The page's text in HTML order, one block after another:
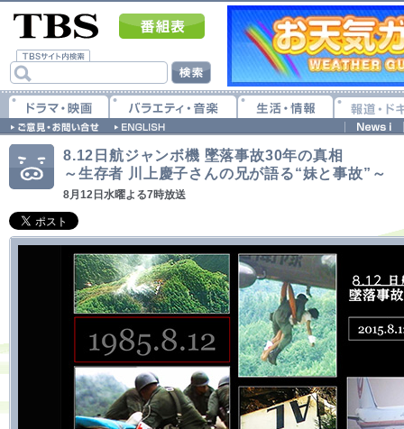
8.12日航ジャンボ機 墜落事故30年の真相
～生存者 川上慶子さんの兄が語る“妹と事故”～
8月12日水曜よる7時放送